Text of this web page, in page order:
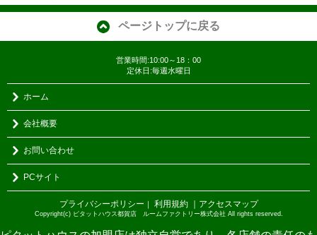
ページトップに戻る
営業時間:10:00～18：00
定休日:毎週水曜日
ホーム
会社概要
お問い合わせ
PCサイト
プライバシーポリシー ｜ 利用規約 ｜アクセスマップ
Copyright(c) ピタットハウス都賀店 ルームファクトリー株式会社 All rights reserved.